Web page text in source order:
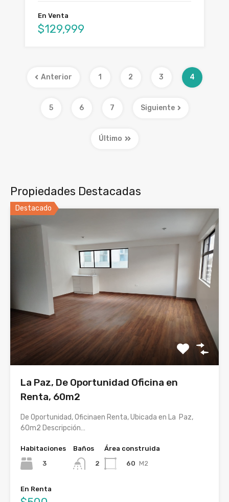
En Venta
$129,999
Anterior 1 2 3 4
5 6 7 Siguiente
Último
Propiedades Destacadas
Destacado
La Paz, De Oportunidad Oficina en
Renta, 60m2
De Oportunidad, Oficinaen Renta, Ubicada en La Paz,
60m2 Descripción…
Habitaciones
3
Baños
2
Área construida
60 M2
En Renta